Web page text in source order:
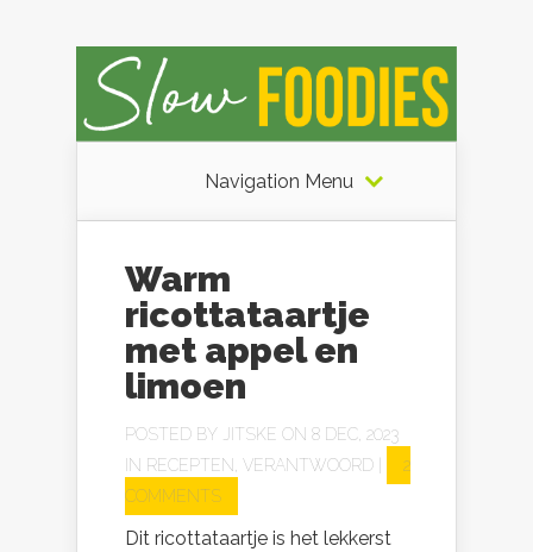
Navigation Menu
Warm
ricottataartje
met appel en
limoen
POSTED BY JITSKE ON 8 DEC, 2023
IN RECEPTEN, VERANTWOORD
2
COMMENTS
Dit ricottataartje is het lekkerst